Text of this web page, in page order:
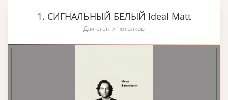
1. СИГНАЛЬНЫЙ БЕЛЫЙ Ideal Matt
Для стен и потолков